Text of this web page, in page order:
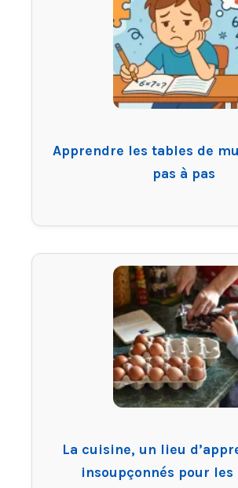
Apprendre les tables de
pas à pas
La cuisine, un lieu
insoupçonnés pour les